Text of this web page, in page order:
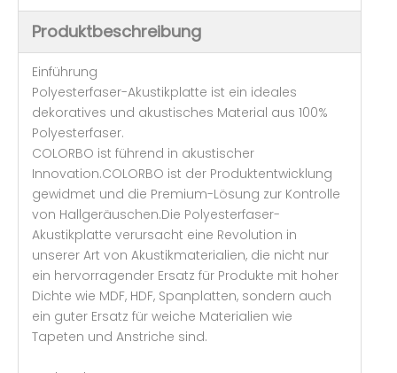
Produktbeschreibung
Einführung
Polyesterfaser-Akustikplatte ist ein ideales
dekoratives und akustisches Material aus 100%
Polyesterfaser.
COLORBO ist führend in akustischer
Innovation.COLORBO ist der Produktentwicklung
gewidmet und die Premium-Lösung zur Kontrolle
von Hallgeräuschen.Die Polyesterfaser-
Akustikplatte verursacht eine Revolution in
unserer Art von Akustikmaterialien, die nicht nur
ein hervorragender Ersatz für Produkte mit hoher
Dichte wie MDF, HDF, Spanplatten, sondern auch
ein guter Ersatz für weiche Materialien wie
Tapeten und Anstriche sind.